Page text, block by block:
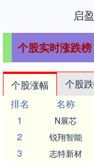
启
个股实时涨跌榜
个股涨幅 个股
排名
名称
1
N展芯
2 锐翔智能
3 志特新材